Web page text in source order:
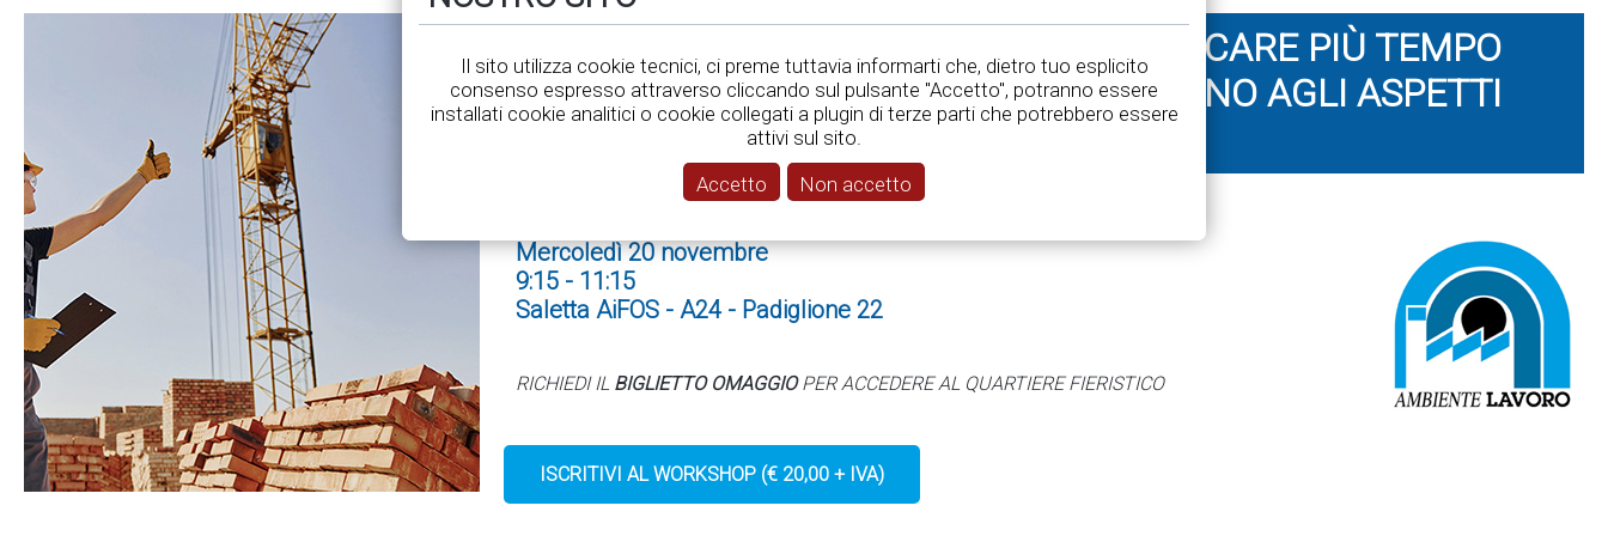
SICUREZZA CANTIERI: È POSSIBILE DEDICARE PIÙ TEMPO
ALLA SICUREZZA DEI LAVORATORI E MENO AGLI ASPETTI
BUROCRATICI?
Mercoledì 20 novembre
9:15 - 11:15
Saletta AiFOS - A24 - Padiglione 22
RICHIEDI IL BIGLIETTO OMAGGIOPER ACCEDERE AL QUARTIERE FIERISTICO
ISCRITIVI AL WORKSHOP (€ 20,00 + IVA)
Il sito utilizza cookie tecnici, ci preme tuttavia informarti che, dietro tuo esplicito
consenso espresso attraverso cliccando sul pulsante "Accetto", potranno essere
installati cookie analitici o cookie collegati a plugin di terze parti che potrebbero essere
attivi sul sito.
Accetto
Non accetto